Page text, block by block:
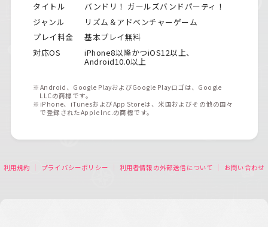
タイトル
バンドリ！ ガールズバンドパーティ！
ジャンル
リズム＆アドベンチャーゲーム
プレイ料金
基本プレイ無料
対応OS
iPhone8以降かつiOS12以上、
Android10.0以上
※Android、Google PlayおよびGoogle Playロゴは、Google
LLCの商標です。
※iPhone、iTunesおよびApp Storeは、米国およびその他の国々
で登録されたApple Inc.の商標です。
利用規約 プライバシーポリシー 利用者情報の外部送信について お問い合わせ